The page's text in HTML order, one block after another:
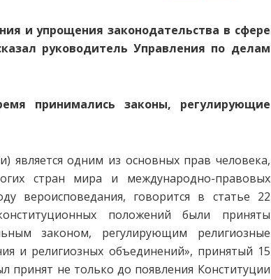
и упрощения законодательства в сфере
руководитель Управления по делам
принимались законы, регулирующие
является одним из основных прав человека,
стран мира и международно-правовых
вероисповедания, говорится в статье 22
положений были приняты
законом, регулирующим религиозные
и религиозных объединений», принятый 15
принят не только до появления Конституции